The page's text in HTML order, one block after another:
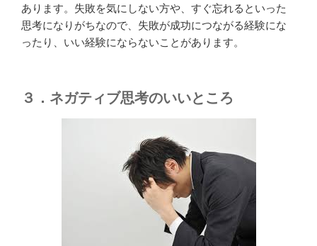
あります。失敗を気にしない方や、すぐ忘れるといった
思考になりがちなので、失敗が成功につながる経験にな
ったり、いい経験にならないことがあります。
３．ネガティブ思考のいいところ